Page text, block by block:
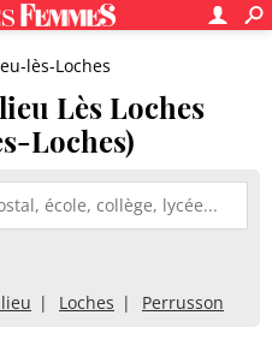
lès-Loches
Lès Loches
Loches)
Loches Perrusson